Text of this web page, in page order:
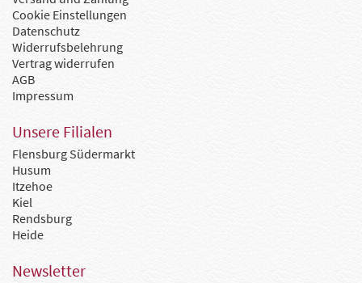
Cookie Einstellungen
Datenschutz
Widerrufsbelehrung
Vertrag widerrufen
AGB
Impressum
Unsere Filialen
Flensburg Südermarkt
Husum
Itzehoe
Kiel
Rendsburg
Heide
Newsletter